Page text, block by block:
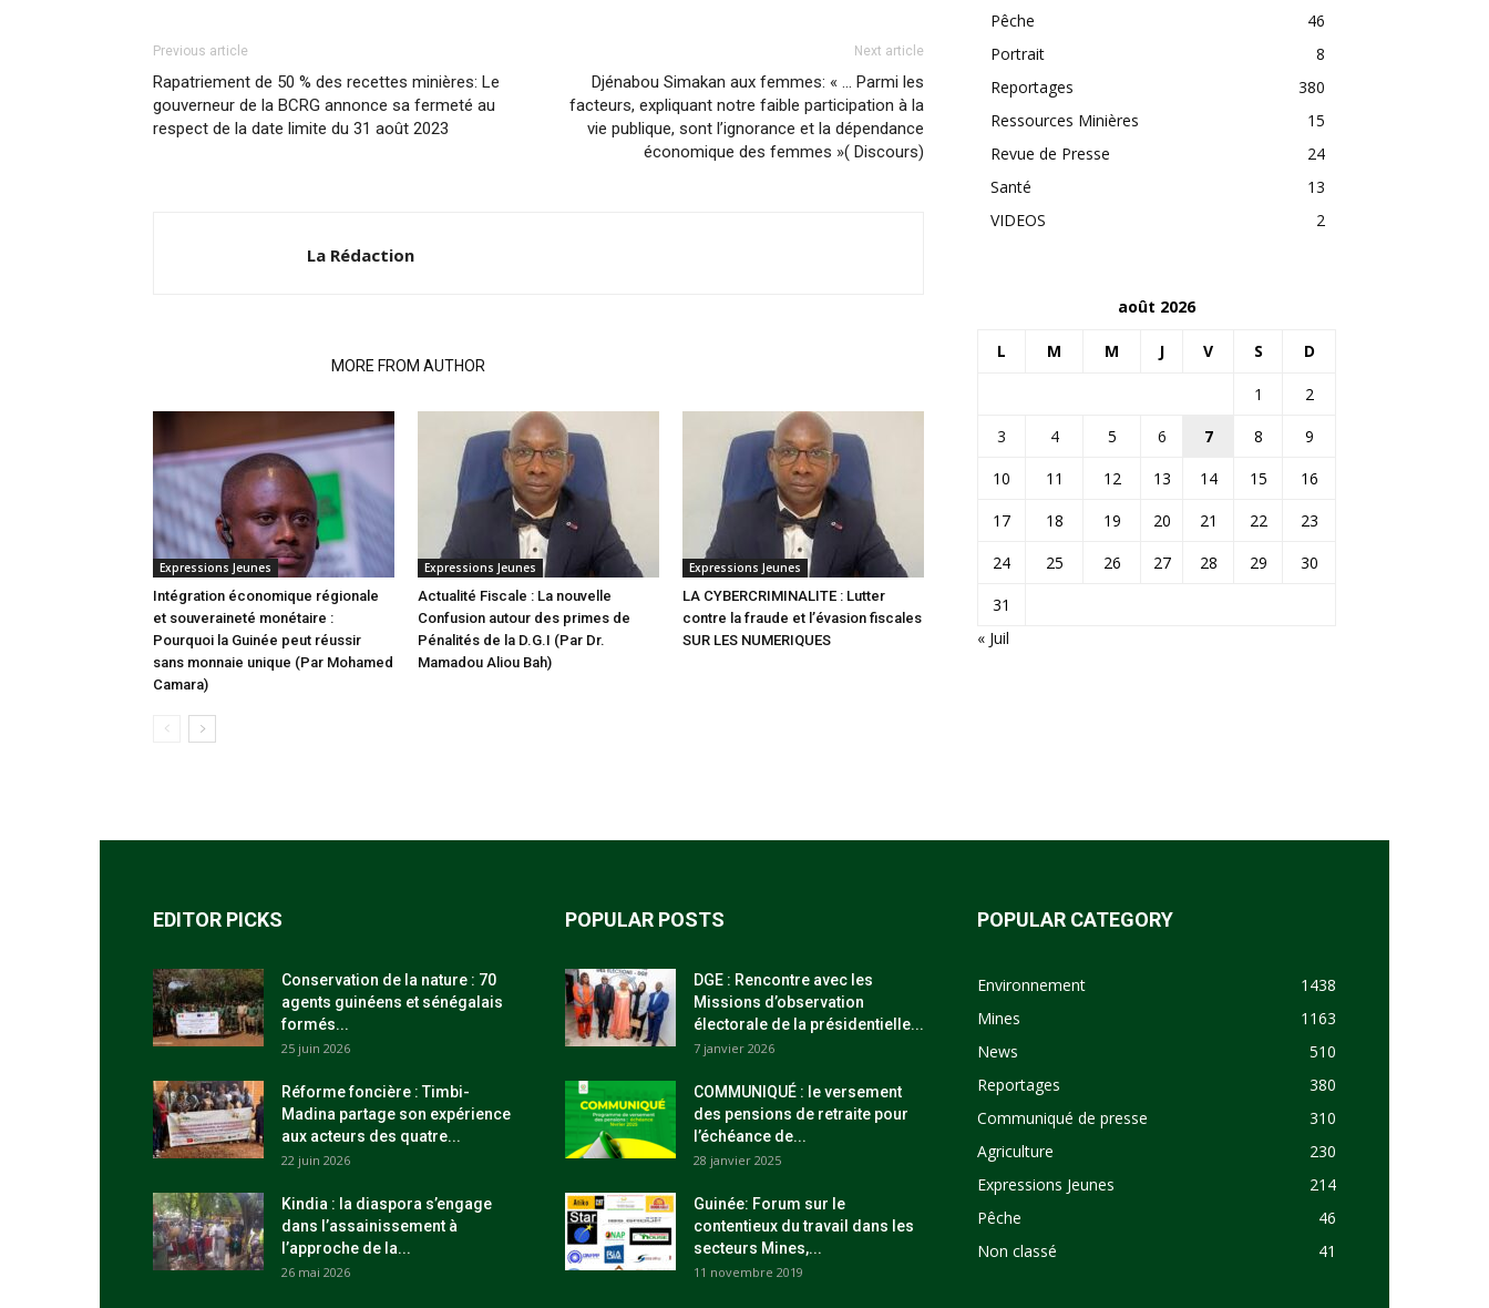
Previous article
Rapatriement de 50 % des recettes minières: Le
gouverneur de la BCRG annonce sa fermeté au
respect de la date limite du 31 août 2023
Next article
Djénabou Simakan aux femmes: « … Parmi les
facteurs, expliquant notre faible participation à la
vie publique, sont l’ignorance et la dépendance
économique des femmes »( Discours)
La Rédaction
MORE FROM AUTHOR
Expressions Jeunes
Intégration économique régionale
et souveraineté monétaire :
Pourquoi la Guinée peut réussir
sans monnaie unique (Par Mohamed
Camara)
Expressions Jeunes
Actualité Fiscale : La nouvelle
Confusion autour des primes de
Pénalités de la D.G.I (Par Dr.
Mamadou Aliou Bah)
Expressions Jeunes
LA CYBERCRIMINALITE : Lutter
contre la fraude et l’évasion fiscales
SUR LES NUMERIQUES
Pêche
46
Portrait
8
Reportages
380
Ressources Minières
15
Revue de Presse
24
Santé
13
VIDEOS
2
août 2026
L M M J V S D
1
2
3
4 5 6 7 8
9
10
11 12 13 14 15
16
17
18 19 20 21 22
23
24
25 26 27 28 29
30
31
« Juil
EDITOR PICKS
Conservation de la nature : 70
agents guinéens et sénégalais
formés...
25 juin 2026
Réforme foncière : Timbi-
Madina partage son expérience
aux acteurs des quatre...
22 juin 2026
Kindia : la diaspora s’engage
dans l’assainissement à
l’approche de la...
26 mai 2026
POPULAR POSTS
DGE : Rencontre avec les
Missions d’observation
électorale de la présidentielle...
7 janvier 2026
COMMUNIQUÉ : le versement
des pensions de retraite pour
l’échéance de...
28 janvier 2025
Guinée: Forum sur le
contentieux du travail dans les
secteurs Mines,...
11 novembre 2019
POPULAR CATEGORY
Environnement
1438
Mines
1163
News
510
Reportages
380
Communiqué de presse
310
Agriculture
230
Expressions Jeunes
214
Pêche
46
Non classé
41